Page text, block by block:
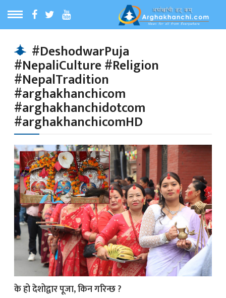
MENU
समाचार
समाचार
समाचार
#DeshodwarPuja
#NepaliCulture #Religion
#NepalTradition
#arghakhanchicom
#arghakhanchidotcom
#arghakhanchicomHD
के हो देशोद्वार पूजा, किन गरिन्छ ?